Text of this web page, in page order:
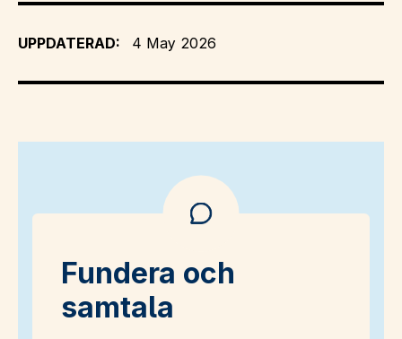
UPPDATERAD: 4 May 2026
Fundera och
samtala